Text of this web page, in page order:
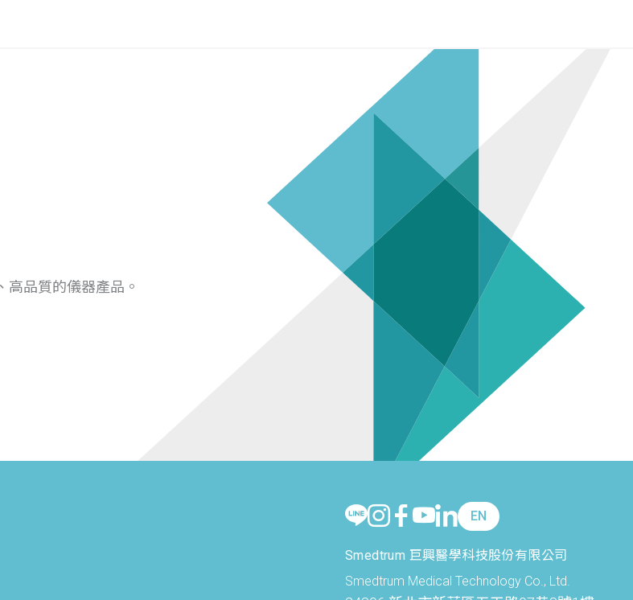
品質的儀器產品。
EN
Smedtrum 巨興醫學科技股份有限公司
Smedtrum Medical Technology Co., Ltd.